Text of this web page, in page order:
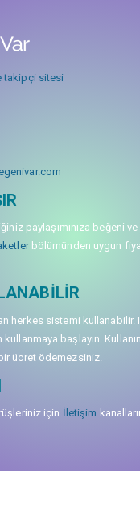
takipçi sitesi
paylaşımınıza beğeni
bölümünden uygun
herkes sistemi kullanabilir.
kullanmaya başlayın.
ücret ödemezsiniz.
için İletişim